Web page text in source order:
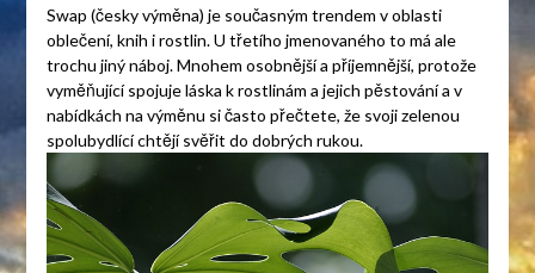
Swap (česky výměna) je současným trendem v oblasti
oblečení, knih i rostlin. U třetího jmenovaného to má ale
trochu jiný náboj. Mnohem osobnější a příjemnější, protože
vyměňující spojuje láska k rostlinám a jejich pěstování a v
nabídkách na výměnu si často přečtete, že svoji zelenou
spolubydlící chtějí svěřit do dobrých rukou.